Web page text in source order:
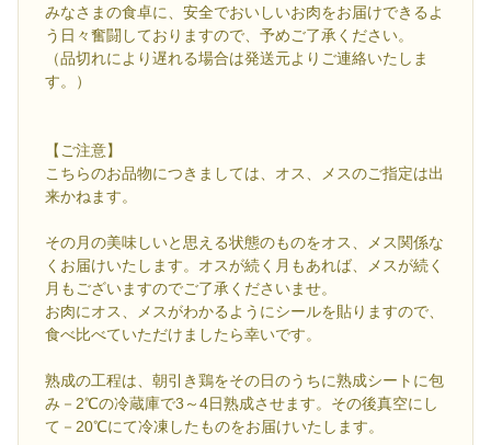
みなさまの食卓に、安全でおいしいお肉をお届けできるよ
う日々奮闘しておりますので、予めご了承ください。
（品切れにより遅れる場合は発送元よりご連絡いたしま
す。）
【ご注意】
こちらのお品物につきましては、オス、メスのご指定は出
来かねます。
その月の美味しいと思える状態のものをオス、メス関係な
くお届けいたします。オスが続く月もあれば、メスが続く
月もございますのでご了承くださいませ。
お肉にオス、メスがわかるようにシールを貼りますので、
食べ比べていただけましたら幸いです。
熟成の工程は、朝引き鶏をその日のうちに熟成シートに包
み－2℃の冷蔵庫で3～4日熟成させます。その後真空にし
て－20℃にて冷凍したものをお届けいたします。